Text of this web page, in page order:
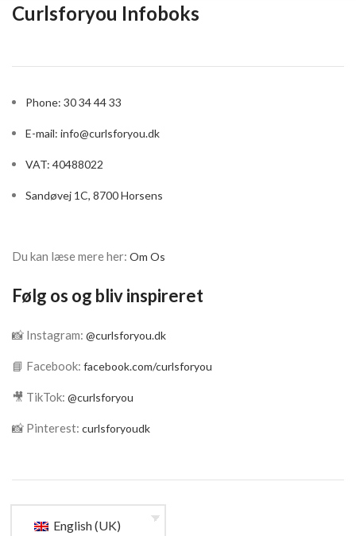
Curlsforyou Infoboks
Phone: 30 34 44 33
E-mail: info@curlsforyou.dk
VAT: 40488022
Sandøvej 1C, 8700 Horsens
Du kan læse mere her: Om Os
Følg os og bliv inspireret
📸 Instagram: @curlsforyou.dk
📘 Facebook: facebook.com/curlsforyou
🎥 TikTok: @curlsforyou
📸 Pinterest: curlsforyoudk
English (UK)